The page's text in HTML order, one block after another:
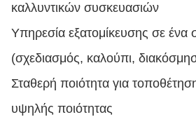
καλλυντικών συσκευασιών
Υπηρεσία εξατομίκευσης σε ένα
(σχεδιασμός, καλούπι,
Σταθερή ποιότητα για
υψηλής ποιότητας